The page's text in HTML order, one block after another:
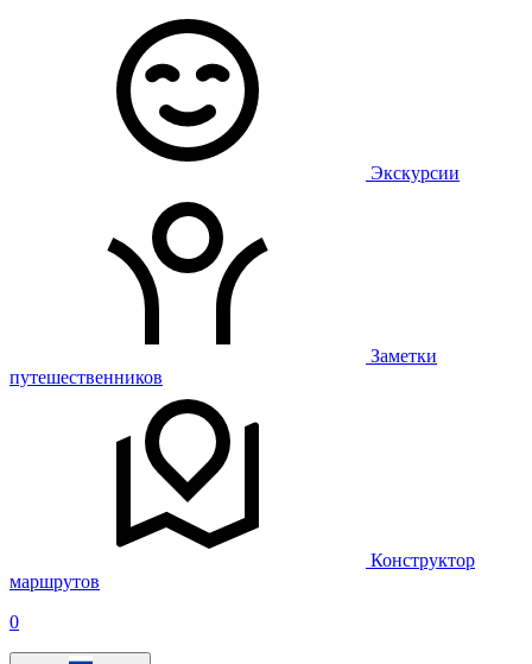
Экскурсии
Заметки
путешественников
Конструктор
маршрутов
0